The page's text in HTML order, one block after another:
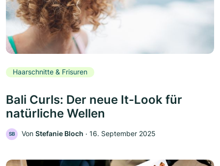
Haarschnitte & Frisuren
Bali Curls: Der neue It-Look für
natürliche Wellen
SB Von Stefanie Bloch ‧ 16. September 2025